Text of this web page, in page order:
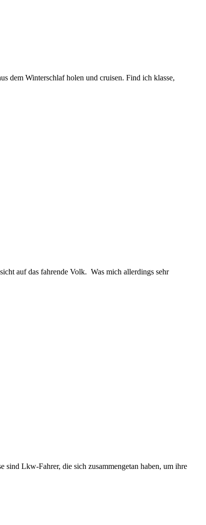
dem Winterschlaf holen und cruisen. Find ich klasse,
auf das fahrende Volk. Was mich allerdings sehr
Lkw-Fahrer, die sich zusammengetan haben, um ihre